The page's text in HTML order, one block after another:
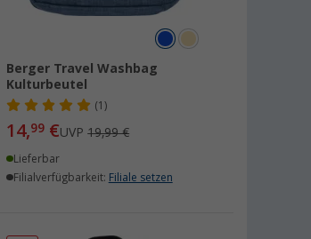
Berger Travel Washbag
Kulturbeutel
(1)
14,99 €UVP19,99 €
Lieferbar
Filialverfügbarkeit: Filiale setzen